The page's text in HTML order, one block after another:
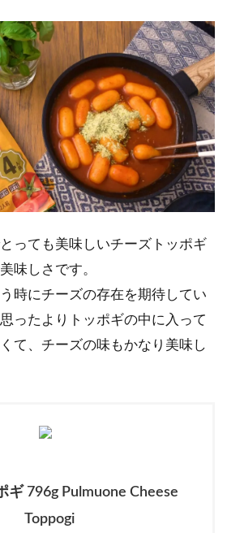
っても美味しいチーズトッポギ
味しさです。
時にチーズの存在を期待してい
ったよりトッポギの中に入って
て、チーズの味もかなり美味し
ギ 796g Pulmuone Cheese
Toppogi